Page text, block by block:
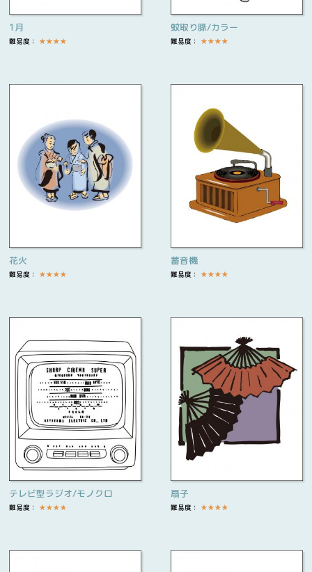
1月
難易度： ★★★★
蚊取り豚/カラー
難易度： ★★★★
花火
難易度： ★★★★
蓄音機
難易度： ★★★★
テレビ型ラジオ/モノクロ
難易度： ★★★★
扇子
難易度： ★★★★